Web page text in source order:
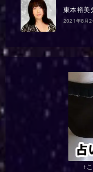
東本裕美
2021年8月
↑